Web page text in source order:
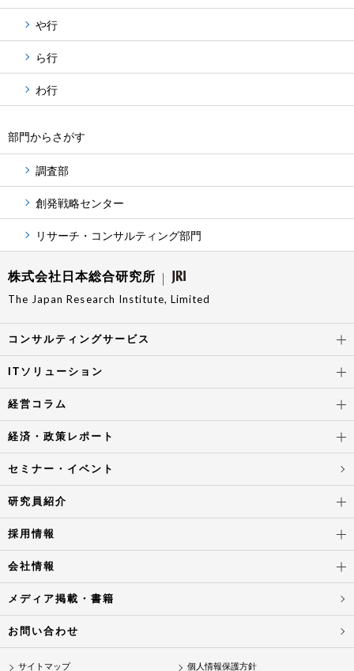
や行
ら行
わ行
部門からさがす
調査部
創発戦略センター
リサーチ・コンサルティング部門
株式会社日本総合研究所
The Japan Research Institute, Limited
コンサルティングサービス
ITソリューション
経営コラム
経済・政策レポート
セミナー・イベント
研究員紹介
採用情報
会社情報
メディア掲載・書籍
お問い合わせ
サイトマップ 個人情報保護方針